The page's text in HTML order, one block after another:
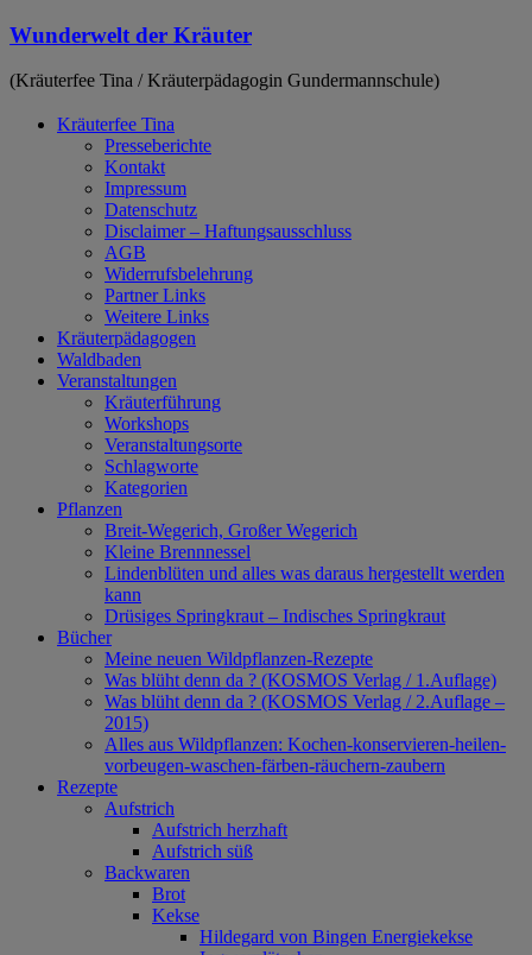
Zum
springen
Wunderwelt der Kräuter
(Kräuterfee Tina / Kräuterpädagogin Gundermannschule)
Kräuterfee Tina
Presseberichte
Kontakt
Impressum
Datenschutz
Disclaimer – Haftungsausschluss
AGB
Widerrufsbelehrung
Partner Links
Weitere Links
Kräuterpädagogen
Waldbaden
Veranstaltungen
Kräuterführung
Workshops
Veranstaltungsorte
Schlagworte
Kategorien
Pflanzen
Breit-Wegerich, Großer Wegerich
Kleine Brennnessel
Lindenblüten und alles was daraus hergestellt werden
kann
Drüsiges Springkraut – Indisches Springkraut
Bücher
Meine neuen Wildpflanzen-Rezepte
Was blüht denn da ? (KOSMOS Verlag / 1.Auflage)
Was blüht denn da ? (KOSMOS Verlag / 2.Auflage –
2015)
Alles aus Wildpflanzen: Kochen-konservieren-heilen-
vorbeugen-waschen-färben-räuchern-zaubern
Rezepte
Aufstrich
Aufstrich herzhaft
Aufstrich süß
Backwaren
Brot
Kekse
Hildegard von Bingen Energiekekse